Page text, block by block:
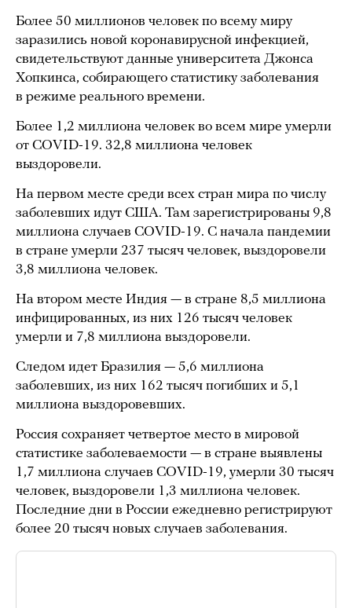
Более 50 миллионов человек по всему миру
заразились новой коронавирусной инфекцией,
свидетельствуют данные университета Джонса
Хопкинса, собирающего статистику заболевания
в режиме реального времени.
Более 1,2 миллиона человек во всем мире умерли
от COVID-19. 32,8 миллиона человек
выздоровели.
На первом месте среди всех стран мира по числу
заболевших идут США. Там зарегистрированы 9,8
миллиона случаев COVID-19. С начала пандемии
в стране умерли 237 тысяч человек, выздоровели
3,8 миллиона человек.
На втором месте Индия — в стране 8,5 миллиона
инфицированных, из них 126 тысяч человек
умерли и 7,8 миллиона выздоровели.
Следом идет Бразилия — 5,6 миллиона
заболевших, из них 162 тысяч погибших и 5,1
миллиона выздоровевших.
Россия сохраняет четвертое место в мировой
статистике заболеваемости — в стране выявлены
1,7 миллиона случаев COVID-19, умерли 30 тысяч
человек, выздоровели 1,3 миллиона человек.
Последние дни в России ежедневно регистрируют
более 20 тысяч новых случаев заболевания.